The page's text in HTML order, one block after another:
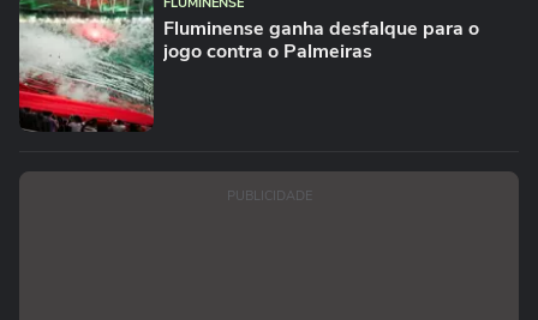
Fluminense ganha desfalque para o
jogo contra o Palmeiras
PUBLICIDADE